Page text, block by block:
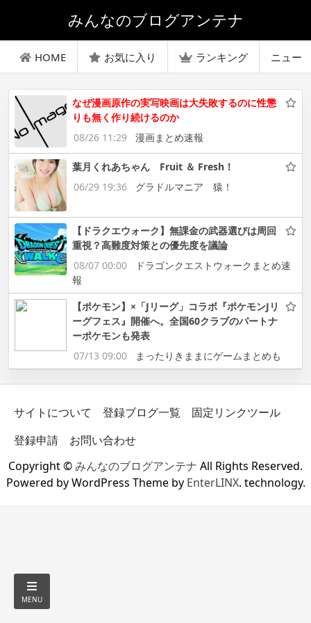
みんなのブログアンテナ
HOME お気に入り ランキング ニュー
なぜ漫画原作の実写映画は大失敗するのに性懲
りも無く作り続けるのか
08/26 11:29
漫画まとめ速報
葉月くれあちゃん Fruit ＆ Fresh！
06/29 19:36
グラドルマニア 猿！
【ドラクエウォーク】無課金の武器選びは周回
重視？高難度対策との優先度を議論
08/07 00:00
ドラゴンクエストウォークまとめ速
報
【ポケモン】×「Jリーグ」コラボ『ポケモンJリ
ーグフェス』開催へ。全国60クラブのパートナ
ーポケモンも発表
07/13 09:00
まったりきままにゲームまとめも
サイトについて 登録ブログ一覧
固定リンクツール
登録申請
お問い合わせ
Copyright ©みんなのブログアンテナ All Rights Reserved.
Powered by WordPress Theme by EnterLINX. technology.
MENU